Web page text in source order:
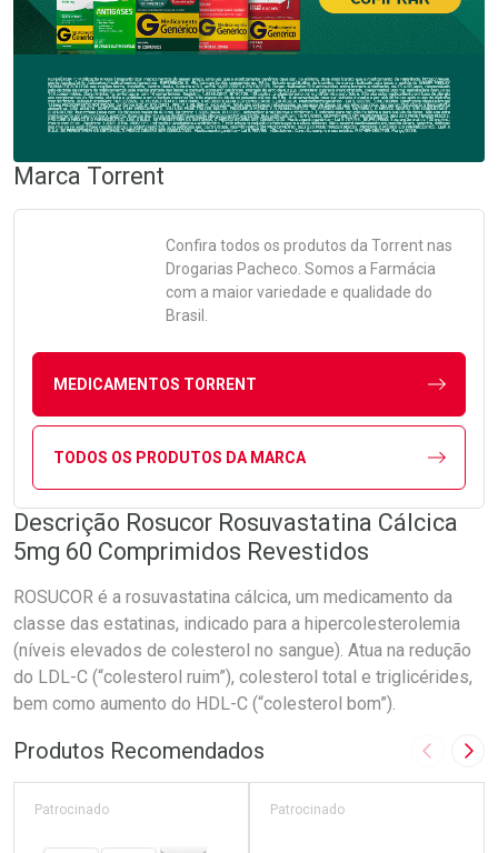
Marca Torrent
Confira todos os produtos da Torrentnas
Drogarias Pacheco. Somos a Farmácia
com a maior variedade e qualidade do
Brasil.
MEDICAMENTOS TORRENT
TODOS OS PRODUTOS DA MARCA
Descrição Rosucor Rosuvastatina Cálcica
5mg 60 Comprimidos Revestidos
ROSUCOR é a rosuvastatina cálcica, um medicamento da
classe das estatinas, indicado para a hipercolesterolemia
(níveis elevados de colesterol no sangue). Atua na redução
do LDL-C (“colesterol ruim”), colesterol total e triglicérides,
bem como aumento do HDL-C (“colesterol bom”).
Produtos Recomendados Imagem
Patrocinado Patrocinado